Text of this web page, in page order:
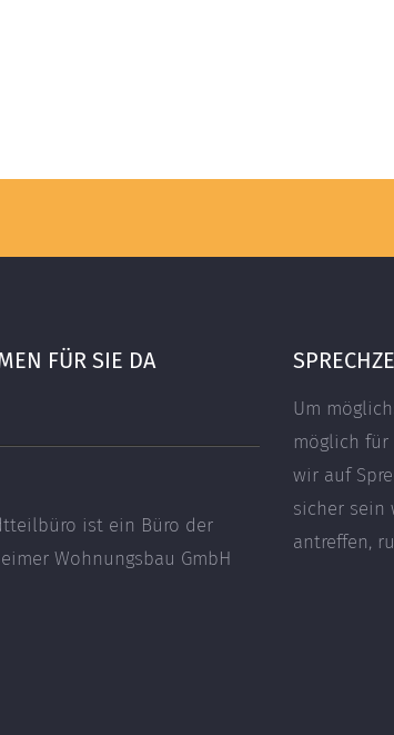
FÜR SIE DA
ist ein Büro der
Wohnungsbau GmbH
Um
möglich für
wir auf
sicher sein
antreffen,